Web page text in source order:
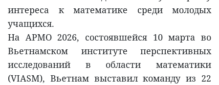
интереса к математике среди молодых
учащихся.
На APMO 2026, состоявшейся 10 марта во
Вьетнамском институте перспективных
исследований в области математики
(VIASM), Вьетнам выставил команду из 22